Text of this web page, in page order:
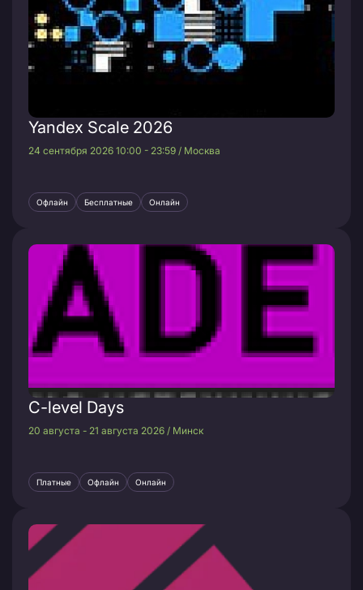
Yandex Scale 2026
24 сентября 2026 10:00 - 23:59 / Москва
Офлайн Бесплатные Онлайн
C-level Days
20 августа - 21 августа 2026 / Минск
Платные Офлайн Онлайн